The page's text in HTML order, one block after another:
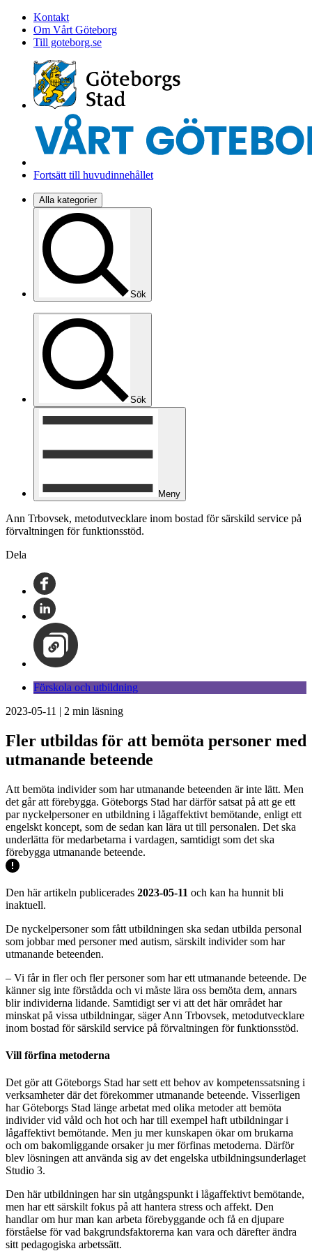
Kontakt
Om Vårt Göteborg
Till goteborg.se
Fortsätt till huvudinnehållet
Alla kategorier
Sök
Sök
Meny
Ann Trbovsek, metodutvecklare inom bostad för särskild service på
förvaltningen för funktionsstöd.
Dela
Förskola och utbildning
2023-05-11 | 2 min läsning
Fler utbildas för att bemöta personer med
utmanande beteende
Att bemöta individer som har utmanande beteenden är inte lätt. Men
det går att förebygga. Göteborgs Stad har därför satsat på att ge ett
par nyckelpersoner en utbildning i lågaffektivt bemötande, enligt ett
engelskt koncept, som de sedan kan lära ut till personalen. Det ska
underlätta för medarbetarna i vardagen, samtidigt som det ska
förebygga utmanande beteende.
Den här artikeln publicerades 2023-05-11 och kan ha hunnit bli
inaktuell.
De nyckelpersoner som fått utbildningen ska sedan utbilda personal
som jobbar med personer med autism, särskilt individer som har
utmanande beteenden.
– Vi får in fler och fler personer som har ett utmanande beteende. De
känner sig inte förstådda och vi måste lära oss bemöta dem, annars
blir individerna lidande. Samtidigt ser vi att det här området har
minskat på vissa utbildningar, säger Ann Trbovsek, metodutvecklare
inom bostad för särskild service på förvaltningen för funktionsstöd.
Vill förfina metoderna
Det gör att Göteborgs Stad har sett ett behov av kompetenssatsning i
verksamheter där det förekommer utmanande beteende. Visserligen
har Göteborgs Stad länge arbetat med olika metoder att bemöta
individer vid våld och hot och har till exempel haft utbildningar i
lågaffektivt bemötande. Men ju mer kunskapen ökar om brukarna
och om bakomliggande orsaker ju mer förfinas metoderna. Därför
blev lösningen att använda sig av det engelska utbildningsunderlaget
Studio 3.
Den här utbildningen har sin utgångspunkt i lågaffektivt bemötande,
men har ett särskilt fokus på att hantera stress och affekt. Den
handlar om hur man kan arbeta förebyggande och få en djupare
förståelse för vad bakgrundsfaktorerna kan vara och därefter ändra
sitt pedagogiska arbetssätt.